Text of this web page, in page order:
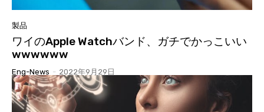
製品
ワイのApple Watchバンド、ガチでかっこいい
wwwwww
Eng-News - 2022年9月29日